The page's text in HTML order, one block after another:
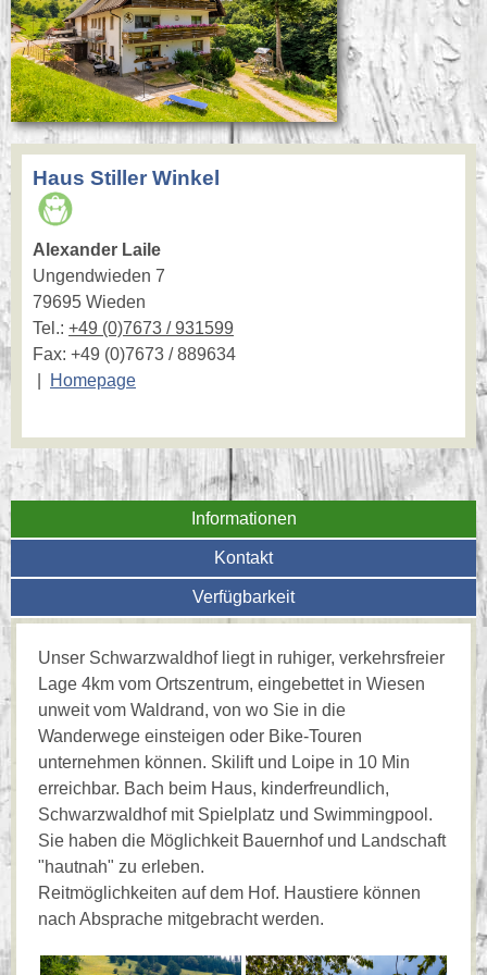
Haus Stiller Winkel
Alexander Laile
Ungendwieden 7
79695 Wieden
Tel.: +49 (0)7673 / 931599
Fax: +49 (0)7673 / 889634
Homepage
Informationen
Kontakt
Verfügbarkeit
Unser Schwarzwaldhof liegt in ruhiger, verkehrsfreier
Lage 4km vom Ortszentrum, eingebettet in Wiesen
unweit vom Waldrand, von wo Sie in die
Wanderwege einsteigen oder Bike-Touren
unternehmen können. Skilift und Loipe in 10 Min
erreichbar. Bach beim Haus, kinderfreundlich,
Schwarzwaldhof mit Spielplatz und Swimmingpool.
Sie haben die Möglichkeit Bauernhof und Landschaft
"hautnah" zu erleben.
Reitmöglichkeiten auf dem Hof. Haustiere können
nach Absprache mitgebracht werden.